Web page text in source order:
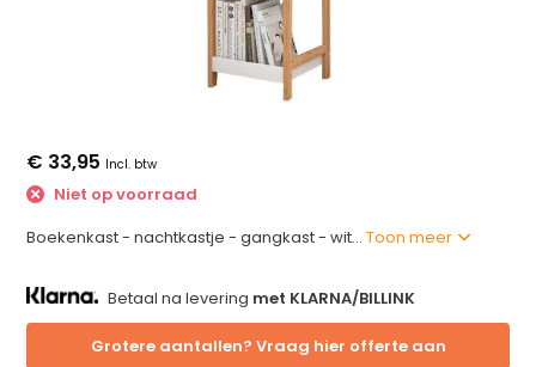
€ 33,95 Incl. btw
Niet op voorraad
Boekenkast - nachtkastje - gangkast - wit...Toon meer
Betaal na levering met KLARNA/BILLINK
Grotere aantallen? Vraag hier offerte aan